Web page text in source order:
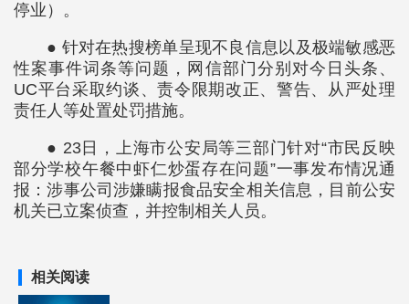
停业）。
● 针对在热搜榜单呈现不良信息以及极端敏感恶
性案事件词条等问题，网信部门分别对今日头条、
UC平台采取约谈、责令限期改正、警告、从严处理
责任人等处置处罚措施。
● 23日，上海市公安局等三部门针对“市民反映
部分学校午餐中虾仁炒蛋存在问题”一事发布情况通
报：涉事公司涉嫌瞒报食品安全相关信息，目前公安
机关已立案侦查，并控制相关人员。
相关阅读